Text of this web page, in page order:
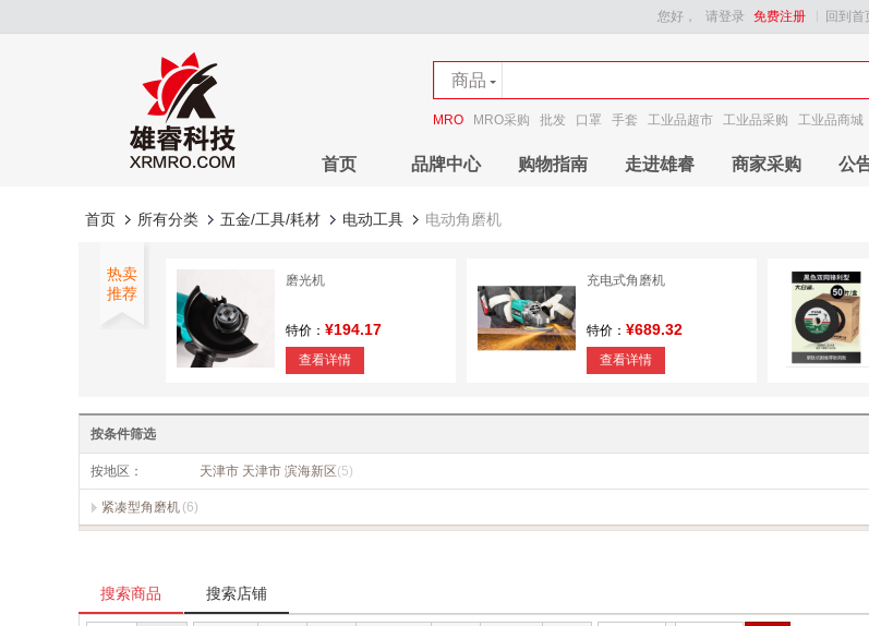
回到首
您好， 请登录 免费注册
商品
店铺
MRO MRO采购 批发 口罩 手套 工业品超市 工业品采购 工业品商城
首页 品牌中心 购物指南 走进雄睿 商家采购 公
首页 所有分类 五金/工具/耗材 电动工具 电动角磨机
热卖
推荐
磨光机
特价： ¥194.17
查看详情
充电式角磨机
特价： ¥689.32
查看详情
特价：¥619.05
查看详情
按条件筛选
按地区： 天津市 天津市 滨海新区(5)
紧凑型角磨机 (6)
搜索商品 搜索店铺